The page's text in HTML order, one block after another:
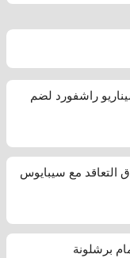
راشفورد لضم
التعاقد مع سيبايوس
برشلونة